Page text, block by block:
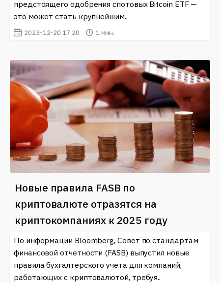
предстоящего одобрения спотовых Bitcoin ETF —
это может стать крупнейшим..
2023-12-20 17:20 1 мин.
Новые правила FASB по
криптовалюте отразятся на
криптокомпаниях к 2025 году
По информации Bloomberg, Совет по стандартам
финансовой отчетности (FASB) выпустил новые
правила бухгалтерского учета для компаний,
работающих с криптовалютой, требуя..